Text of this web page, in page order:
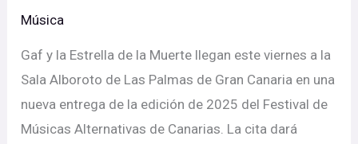
Música
Gaf y la Estrella de la Muerte llegan este viernes a la
Sala Alboroto de Las Palmas de Gran Canaria en una
nueva entrega de la edición de 2025 del Festival de
Músicas Alternativas de Canarias. La cita dará